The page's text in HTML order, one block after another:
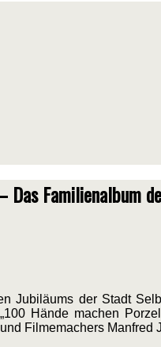
Das Familienalbum
Jubiläums der Stadt
Hände machen
Filmemachers Manfred